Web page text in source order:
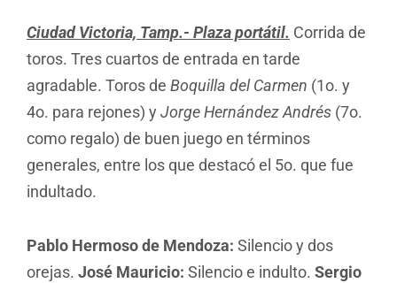
Ciudad Victoria, Tamp.- Plaza portátil. Corrida de
toros. Tres cuartos de entrada en tarde
agradable. Toros de Boquilla del Carmen (1o. y
4o. para rejones) y Jorge Hernández Andrés (7o.
como regalo) de buen juego en términos
generales, entre los que destacó el 5o. que fue
indultado.
Pablo Hermoso de Mendoza: Silencio y dos
orejas. José Mauricio: Silencio e indulto. Sergio